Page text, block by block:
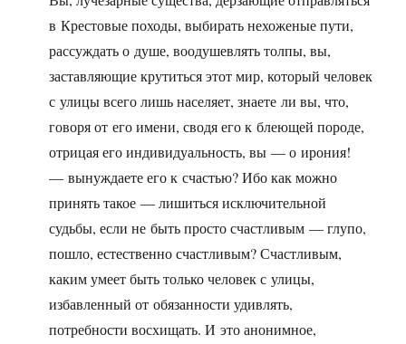
в Крестовые походы, выбирать нехоженые пути,
рассуждать о душе, воодушевлять толпы, вы,
заставляющие крутиться этот мир, который человек
с улицы всего лишь населяет, знаете ли вы, что,
говоря от его имени, сводя его к блеющей породе,
отрицая его индивидуальность, вы — о ирония!
— вынуждаете его к счастью? Ибо как можно
принять такое — лишиться исключительной
судьбы, если не быть просто счастливым — глупо,
пошло, естественно счастливым? Счастливым,
каким умеет быть только человек с улицы,
избавленный от обязанности удивлять,
потребности восхищать. И это анонимное,